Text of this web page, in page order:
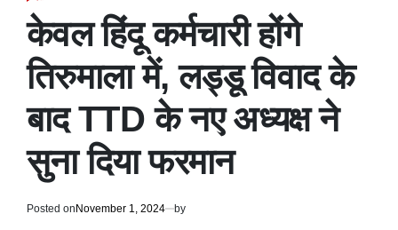
IN
केवल हिंदू कर्मचारी होंगे
तिरुमाला में, लड्डू विवाद के
बाद TTD के नए अध्यक्ष ने
सुना दिया फरमान
Posted onNovember 1, 2024 by